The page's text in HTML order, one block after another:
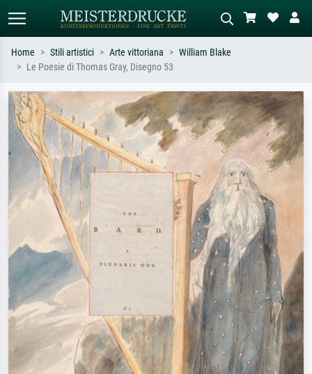
Cerca per artista, titolo o stile – es.
Monet, Notte stellata,
Impressionismo, onda di Hokusai,
nudo.
Descrivi la scena – es. prato verde,
astratto con molto rosso, dipinto a
olio scuro, nudo in piedi vicino a un
albero.
Home Stili artistici Arte vittoriana
William Blake
Le Poesie di Thomas Gray, Disegno 53